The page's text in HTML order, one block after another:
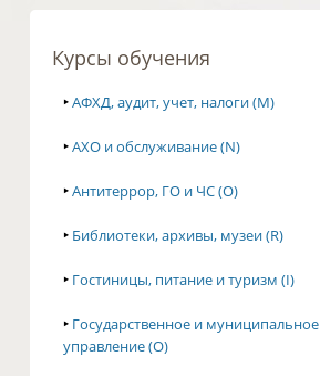
Курсы обучения
‣АФХД, аудит, учет, налоги (M)
‣АХО и обслуживание (N)
‣Антитеррор, ГО и ЧС (O)
‣ Библиотеки, архивы, музеи (R)
‣ Гостиницы, питание и туризм (I)
‣ Государственное и муниципальное
управление (O)